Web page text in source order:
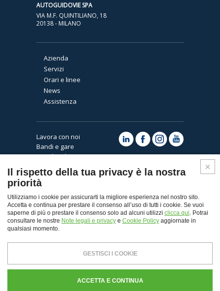
AUTOGUIDOVIE SPA
VIA M.F. QUINTILIANO, 18
20138 - MILANO
Azienda
Servizi
Orari e linee
News
Assistenza
Lavora con noi
Bandi e gare
Note legali e privacy
Cookies
© Copyright 2026 - Autoguidovie spa
103484 - P. Iva 11907120155 - CF. e Registro Imprese di
Il rispetto della tua privacy è la nostra
priorità
Utilizziamo i cookie per assicurarti la migliore esperienza nel nostro sito.
Accetta e continua per prestare il consenso all’uso di tutti i cookie. Se vuoi
saperne di più o prestare il consenso solo ad alcuni utilizzi clicca qui. Potrai
consultare le nostre Note legali e privacy e Cookie Policy aggiornate in
qualsiasi momento.
GESTISCI I COOKIE
ACCETTA E CONTINUA